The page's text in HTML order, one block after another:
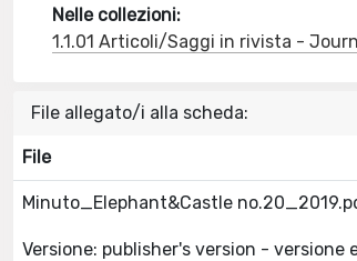
Nelle collezioni:
1.1.01 Articoli/Saggi in rivista -
File allegato/i alla scheda:
File
Minuto_Elephant&Castle
Versione: publisher's version - versione